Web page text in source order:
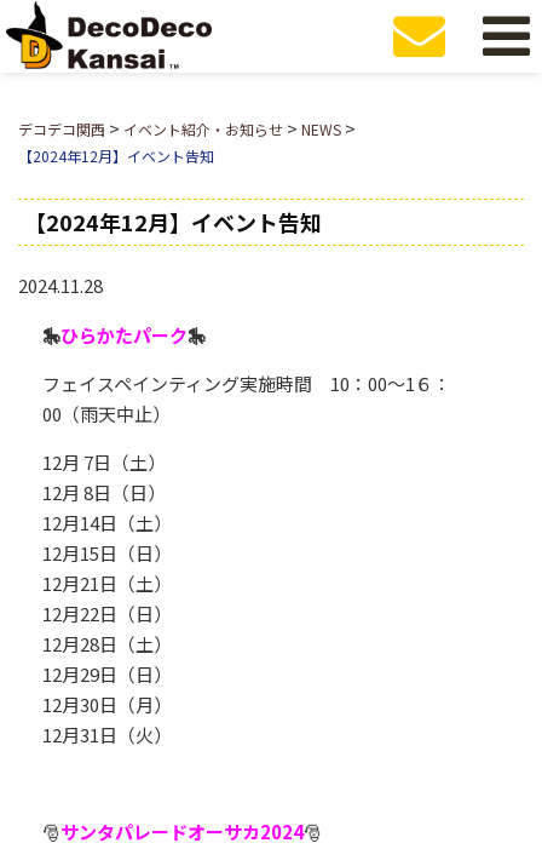
デコデコ関西 > イベント紹介・お知らせ > NEWS >
【2024年12月】イベント告知
【2024年12月】イベント告知
2024.11.28
🎠ひらかたパーク🎠
フェイスペインティング実施時間 10：00～1６：
00（雨天中止）
12月 7日（土）
12月 8日（日）
12月14日（土）
12月15日（日）
12月21日（土）
12月22日（日）
12月28日（土）
12月29日（日）
12月30日（月）
12月31日（火）
🎅サンタパレードオーサカ2024🎅